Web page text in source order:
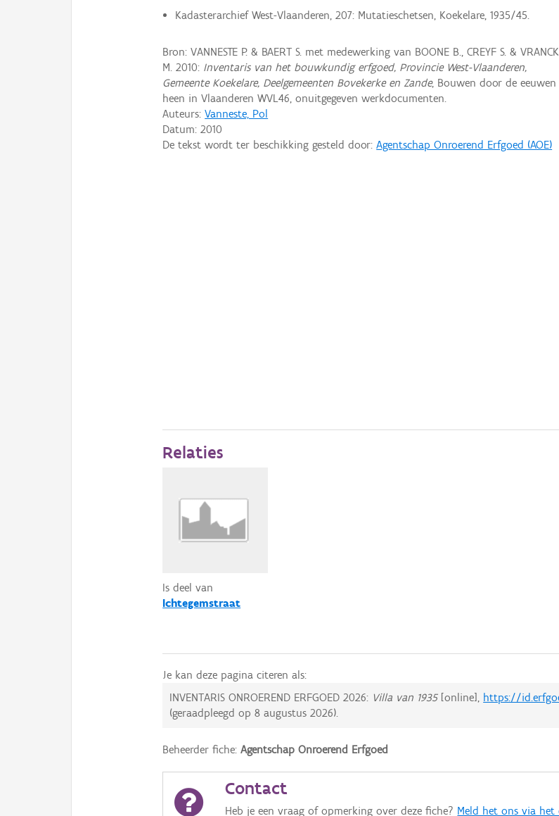
Kadasterarchief West-Vlaanderen, 207: Mutatieschetsen, Koekelare, 1935/45.
Bron: VANNESTE P. & BAERT S. met medewerking van BOONE B., CREYF S. &
M. 2010: Inventaris van het bouwkundig erfgoed, Provincie West-Vlaanderen,
Gemeente Koekelare, Deelgemeenten Bovekerke en Zande, Bouwen door de eeuwen
heen in Vlaanderen WVL46, onuitgegeven werkdocumenten.
Auteurs:Vanneste, Pol
Datum:2010
De tekst wordt ter beschikking gesteld door:Agentschap Onroerend Erfgoed (AOE)
Relaties
Is deel van
Ichtegemstraat
Je kan deze pagina citeren als:
INVENTARIS ONROEREND ERFGOED 2026: Villa van 1935[online], https://
(geraadpleegd op8 augustus 2026).
Beheerder fiche:Agentschap Onroerend Erfgoed
Contact
Heb je een vraag of opmerking over deze fiche? Meld het ons via